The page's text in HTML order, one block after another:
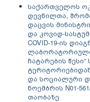
საქართველოს
დევნილთა,
დაცვის
და კოვიდ-
COVID-19-ის
ჩატარების
და სოციალური
ნოემბრის N01-
თაობაზე